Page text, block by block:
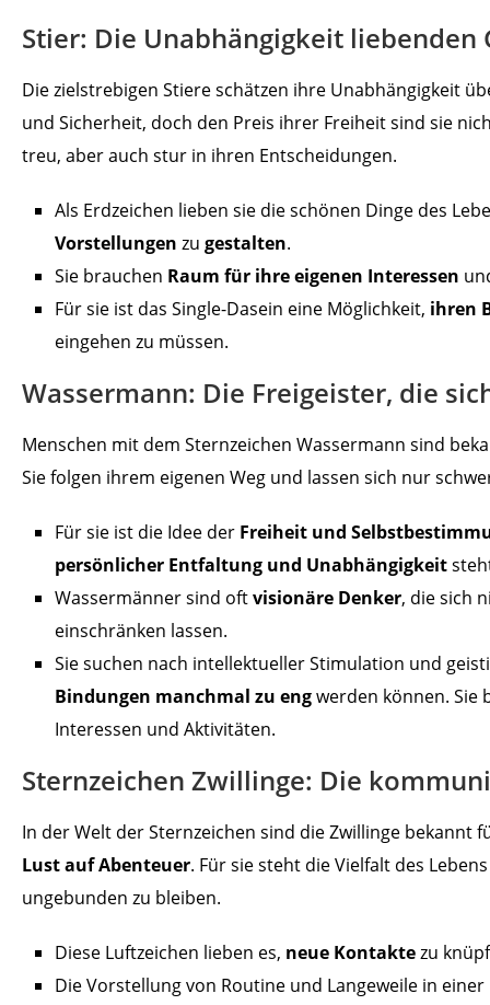
Stier: Die Unabhängigkeit liebenden
Die zielstrebigen Stiere schätzen ihre Unabhängigkeit
und Sicherheit, doch den Preis ihrer Freiheit sind sie
treu, aber auch stur in ihren Entscheidungen.
Als Erdzeichen lieben sie die schönen Dinge des
Vorstellungen zu gestalten.
Sie brauchen Raum für ihre eigenen Interessen
Für sie ist das Single-Dasein eine Möglichkeit, ihren
eingehen zu müssen.
Wassermann: Die Freigeister, die
Menschen mit dem Sternzeichen Wassermann sind
Sie folgen ihrem eigenen Weg und lassen sich nur
Für sie ist die Idee der Freiheit und
persönlicher Entfaltung und Unabhängigkeit
Wassermänner sind oftvisionäre Denker, die sich
einschränken lassen.
Sie suchen nach intellektueller Stimulation und
Bindungen manchmal zu engwerden können. Sie
Interessen und Aktivitäten.
Sternzeichen Zwillinge: Die
In der Welt der Sternzeichen sind die Zwillinge bekannt
Lust auf Abenteuer. Für sie steht die Vielfalt des
ungebunden zu bleiben.
Diese Luftzeichen lieben es, neue Kontaktezu
Die Vorstellung von Routine und Langeweile in